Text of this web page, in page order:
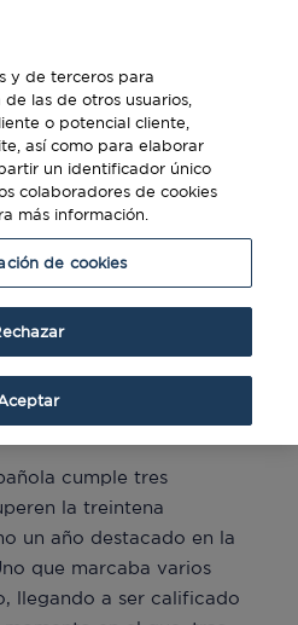
cumple tres
cumple tres
la treintena
un año destacado en la
que marcaba varios
llegando a ser calificado
y de terceros para
las de otros usuarios,
o potencial cliente,
así como para elaborar
un identificador único
colaboradores de cookies
más información.
de cookies